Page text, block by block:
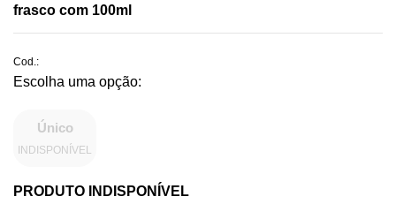
frasco com 100ml
Cod.:
Único
INDISPONÍVEL
PRODUTO INDISPONÍVEL